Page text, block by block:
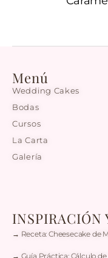
Menú
Wedding Cakes
Bodas
Cursos
La Carta
Galería
INSPIRACIÓN
→ Receta: Cheesecake de
→ Guía Práctica: Cálculo